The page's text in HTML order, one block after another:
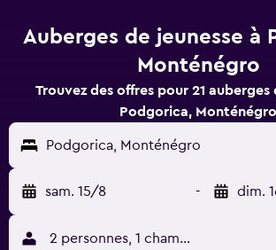
Auberges de jeunesse à
Monténégro
Trouvez des offres pour 21 auberges
Podgorica, Monténégro
Podgorica, Monténégro
sam. 15/8 - dim.
2 personnes, 1 chambre